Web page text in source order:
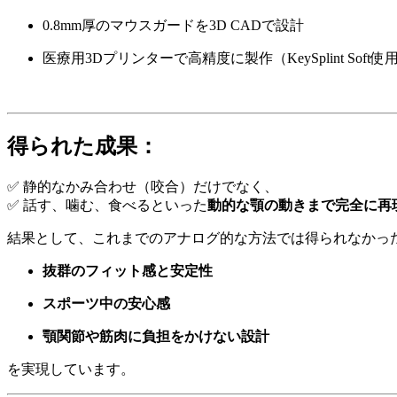
0.8mm厚のマウスガードを3D CADで設計
医療用3Dプリンターで高精度に製作（KeySplint Soft使用
得られた成果：
✅ 静的なかみ合わせ（咬合）だけでなく、
✅ 話す、噛む、食べるといった動的な顎の動きまで完全に再
結果として、これまでのアナログ的な方法では得られなかっ
抜群のフィット感と安定性
スポーツ中の安心感
顎関節や筋肉に負担をかけない設計
を実現しています。